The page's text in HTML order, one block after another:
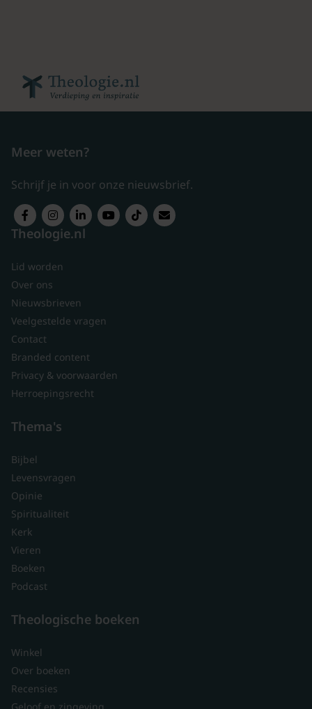
Meer weten?
Schrijf je in voor onze nieuwsbrief.
Theologie.nl
Lid worden
Over ons
Nieuwsbrieven
Veelgestelde vragen
Contact
Branded content
Privacy & voorwaarden
Herroepingsrecht
Thema's
Bijbel
Levensvragen
Opinie
Spiritualiteit
Kerk
Vieren
Boeken
Podcast
Theologische boeken
Winkel
Over boeken
Recensies